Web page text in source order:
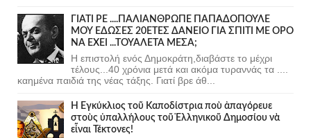
ΓΙΑΤΙ ΡΕ ....ΠΑΛΙΑΝΘΡΩΠΕ ΠΑΠΑΔΟΠΟΥΛΕ
ΜΟΥ ΕΔΩΣΕΣ 20ΕΤΕΣ ΔΑΝΕΙΟ ΓΙΑ ΣΠΙΤΙ ΜΕ ΟΡΟ
ΝΑ ΕΧΕΙ ...ΤΟΥΑΛΕΤΑ ΜΕΣΑ;
Η επιστολή ενός Δημοκράτη,διαβάστε το μέχρι
τέλους...40 χρόνια μετά και ακόμα τυραννάς τα ....
καημένα παιδιά της νέας τάξης. Γιατί βρε άθ...
Ἡ Ἐγκύκλιος τοῦ Καποδίστρια ποὺ ἀπαγόρευε
στοὺς ὑπαλλήλους τοῦ Ἑλληνικοῦ Δημοσίου νὰ
εἶναι Τέκτονες!